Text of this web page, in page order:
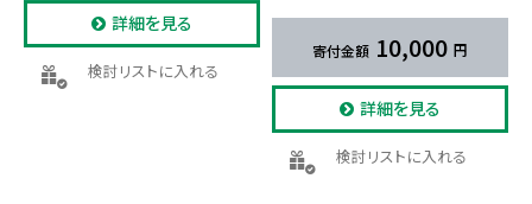
詳細を見る
検討リストに入れる
10,000
詳細を見る
検討リストに入れる